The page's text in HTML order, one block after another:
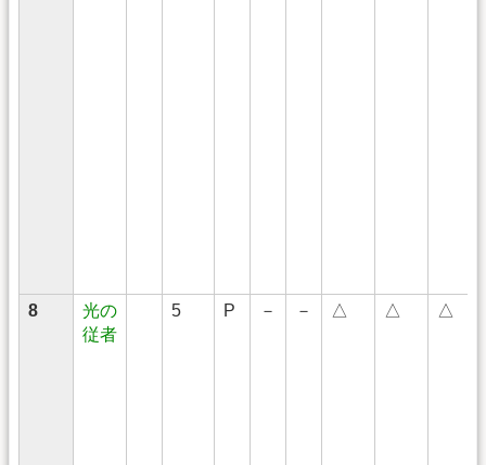
8
光の
従者
5 P － － △ △ △